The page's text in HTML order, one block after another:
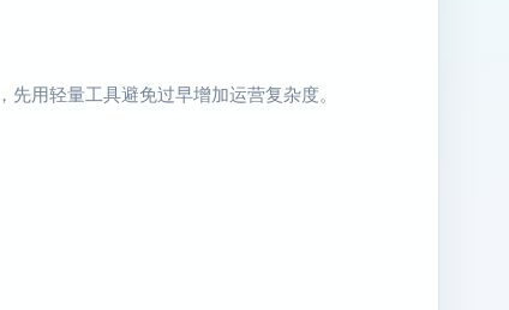
用轻量工具避免过早增加运营复杂度。